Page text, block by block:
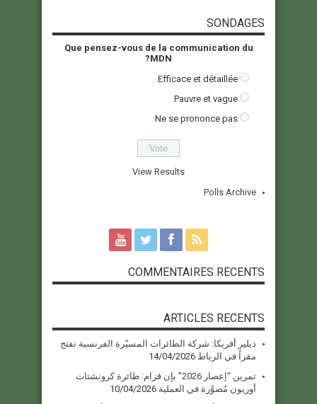
SONDAGES
Que pensez-vous de la communication du
MDN?
Efficace et détaillée
Pauvre et vague
Ne se prononce pas
View Results
Polls Archive
COMMENTAIRES RECENTS
ARTICLES RECENTS
ديلير أفريكا: شركة الطائرات المسيّرة الفرنسية تفتح
مقراً في الرباط 14/04/2026
تمرين “إعصار 2026” بإن قزام: طائرة كرونشتات
أوريون مُصوَّرة في العملية 10/04/2026